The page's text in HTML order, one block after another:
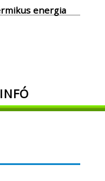
energia
INFÓ